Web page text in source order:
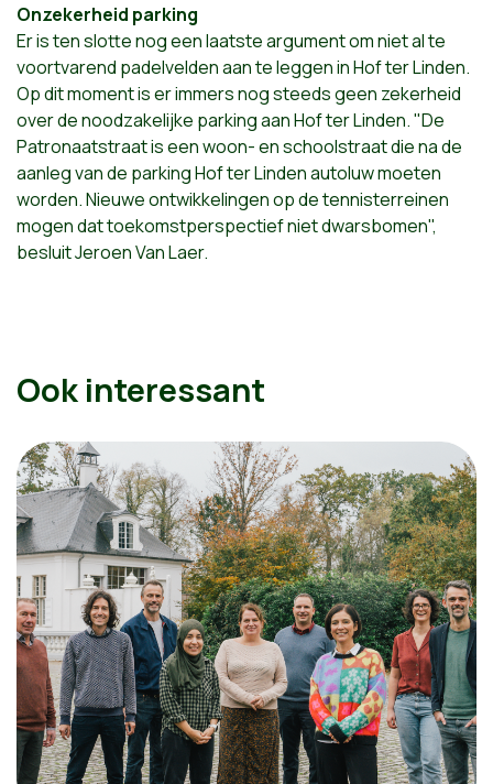
Onzekerheid parking
Er is ten slotte nog een laatste argument om niet al te
voortvarend padelvelden aan te leggen in Hof ter Linden.
Op dit moment is er immers nog steeds geen zekerheid
over de noodzakelijke parking aan Hof ter Linden. "De
Patronaatstraat is een woon- en schoolstraat die na de
aanleg van de parking Hof ter Linden autoluw moeten
worden. Nieuwe ontwikkelingen op de tennisterreinen
mogen dat toekomstperspectief niet dwarsbomen",
besluit Jeroen Van Laer.
Ook interessant